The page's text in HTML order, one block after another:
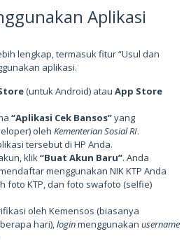
Aplikasi
lengkap, termasuk fitur “Usul dan
aplikasi.
(untuk Android) atau App Store
“Aplikasi Cek Bansos”yang
oleh Kementerian Sosial RI.
tersebut di HP Anda.
klik“Buat Akun Baru”. Anda
menggunakan NIK KTP Anda
foto KTP, dan foto swafoto (selfie)
oleh Kemensos (biasanya
hari),loginmenggunakan username